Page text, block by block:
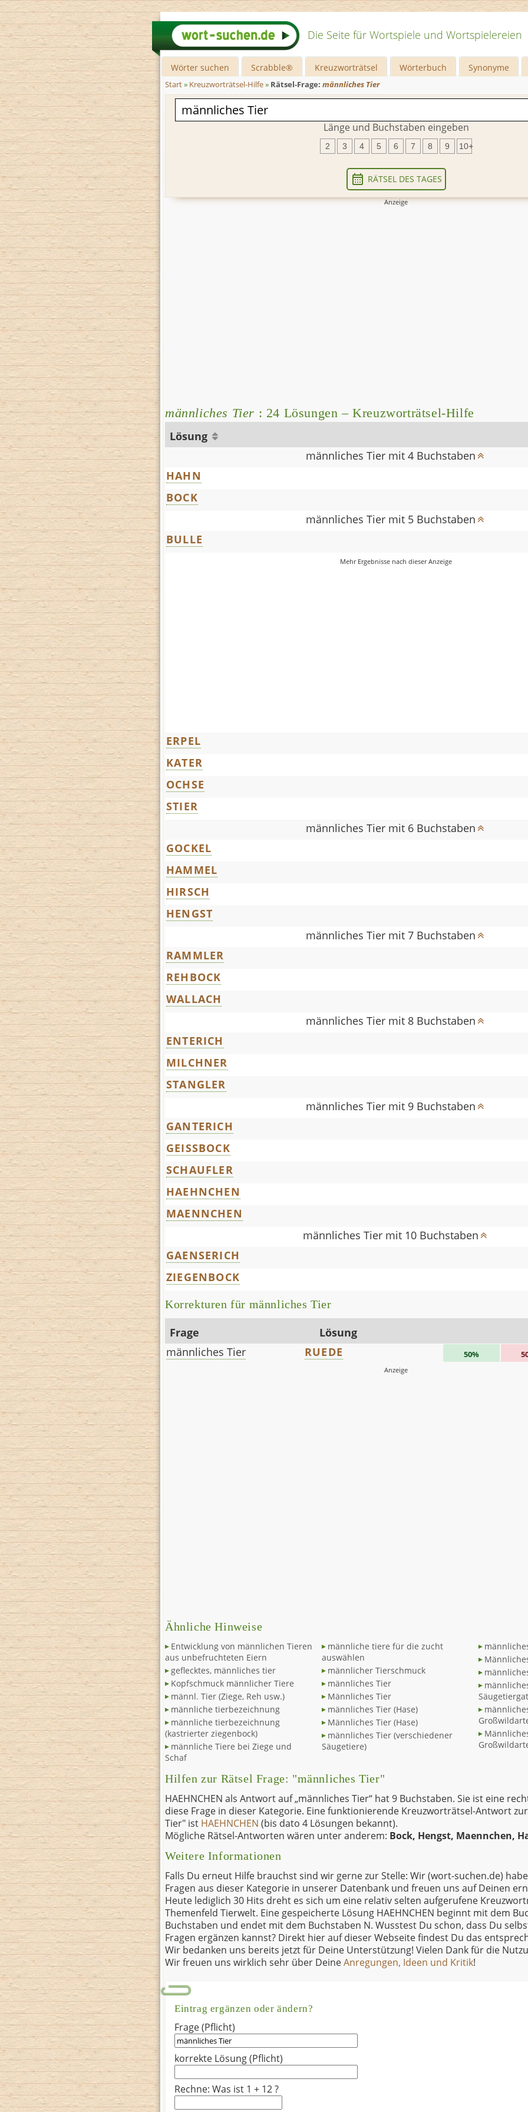
Die Seite für Wortspiele und Wortspielereien
Wörter suchen Scrabble® Kreuzworträtsel Wörterbuch Synonyme
Start» Kreuzworträtsel-Hilfe» Rätsel-Frage: männliches Tier
Länge und Buchstaben eingeben
2 3 4 5 6 7 8 9 10+
RÄTSEL DES TAGES
männliches Tier : 24 Lösungen – Kreuzworträtsel-Hilfe
Lösung
männliches Tier mit 4 Buchstaben
HAHN
BOCK
männliches Tier mit 5 Buchstaben
BULLE
ERPEL
KATER
OCHSE
STIER
männliches Tier mit 6 Buchstaben
GOCKEL
HAMMEL
HIRSCH
HENGST
männliches Tier mit 7 Buchstaben
RAMMLER
REHBOCK
WALLACH
männliches Tier mit 8 Buchstaben
ENTERICH
MILCHNER
STANGLER
männliches Tier mit 9 Buchstaben
GANTERICH
GEISSBOCK
SCHAUFLER
HAEHNCHEN
MAENNCHEN
männliches Tier mit 10 Buchstaben
GAENSERICH
ZIEGENBOCK
Korrekturen für männliches Tier
Frage
Lösung
männliches Tier
RUEDE 50%
Ähnliche Hinweise
Entwicklung von männlichen Tieren
aus unbefruchteten Eiern
geflecktes, männliches tier
Kopfschmuck männlicher Tiere
männl. Tier (Ziege, Reh usw.)
männliche tierbezeichnung
männliche tierbezeichnung
(kastrierter ziegenbock)
männliche Tiere bei Ziege und
Schaf
männliche tiere für die zucht
auswählen
männlicher Tierschmuck
männliches Tier
Männliches Tier
männliches Tier (Hase)
Männliches Tier (Hase)
männliches Tier (verschiedener
Säugetiere)
Hilfen zur Rätsel Frage: "männliches Tier"
HAEHNCHEN als Antwort auf „männliches Tier“ hat 9 Buchstaben. Sie ist eine
diese Frage in dieser Kategorie. Eine funktionierende Kreuzworträtsel-Antwort
Tier" ist HAEHNCHEN (bis dato 4 Lösungen bekannt).
Mögliche Rätsel-Antworten wären unter anderem: Bock, Hengst, Maennchen,
Weitere Informationen
Falls Du erneut Hilfe brauchst sind wir gerne zur Stelle: Wir (wort-suchen.de)
Fragen aus dieser Kategorie in unserer Datenbank und freuen uns auf Deinen
Heute lediglich 30 Hits dreht es sich um eine relativ selten aufgerufene
Themenfeld Tierwelt. Eine gespeicherte Lösung HAEHNCHEN beginnt mit dem
Buchstaben und endet mit dem Buchstaben N. Wusstest Du schon, dass Du
Fragen ergänzen kannst? Direkt hier auf dieser Webseite findest Du das
Wir bedanken uns bereits jetzt für Deine Unterstützung! Vielen Dank für die
Wir freuen uns wirklich sehr über DeineAnregungen, Ideen und Kritik!
Eintrag ergänzen oder ändern?
Frage (Pflicht)
korrekte Lösung (Pflicht)
Rechne: Was ist 1 + 12 ?